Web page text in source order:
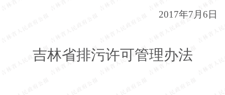
2017年7月6日
吉林省排污许可管理办法